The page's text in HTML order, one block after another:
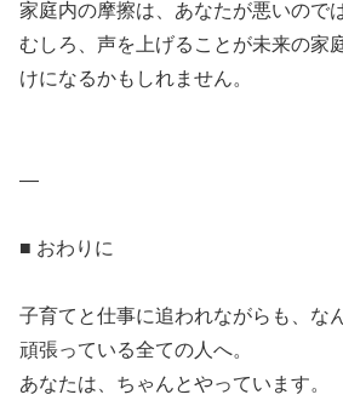
家庭内の摩擦は、あなたが悪いので
むしろ、声を上げることが未来の家
けになるかもしれません。
—
■ おわりに
子育てと仕事に追われながらも、な
頑張っている全ての人へ。
あなたは、ちゃんとやっています。